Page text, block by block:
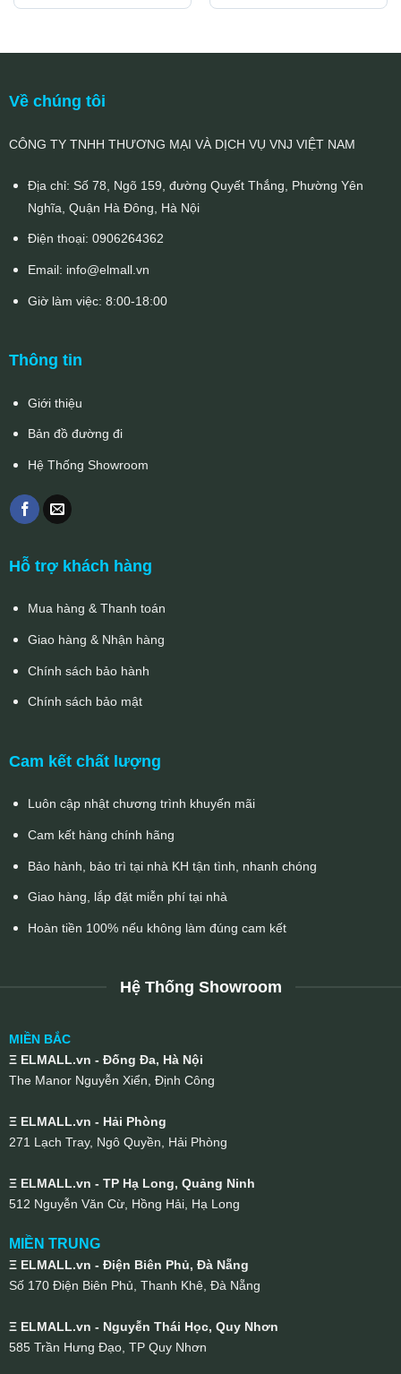
Về chúng tôi
CÔNG TY TNHH THƯƠNG MẠI VÀ DỊCH VỤ VNJ VIỆT NAM
Địa chỉ: Số 78, Ngõ 159, đường Quyết Thắng, Phường Yên
Nghĩa, Quận Hà Đông, Hà Nội
Điện thoại: 0906264362
Email: info@elmall.vn
Giờ làm việc: 8:00-18:00
Thông tin
Giới thiệu
Bản đồ đường đi
Hệ Thống Showroom
Hỗ trợ khách hàng
Mua hàng & Thanh toán
Giao hàng & Nhận hàng
Chính sách bảo hành
Chính sách bảo mật
Cam kết chất lượng
Luôn cập nhật chương trình khuyến mãi
Cam kết hàng chính hãng
Bảo hành, bảo trì tại nhà KH tận tình, nhanh chóng
Giao hàng, lắp đặt miễn phí tại nhà
Hoàn tiền 100% nếu không làm đúng cam kết
Hệ Thống Showroom
MIỀN BẮC
Ξ ELMALL.vn - Đống Đa, Hà Nội
The Manor Nguyễn Xiển, Định Công
Ξ ELMALL.vn - Hải Phòng
271 Lạch Tray, Ngô Quyền, Hải Phòng
Ξ ELMALL.vn - TP Hạ Long, Quảng Ninh
512 Nguyễn Văn Cừ, Hồng Hải, Hạ Long
MIỀN TRUNG
Ξ ELMALL.vn - Điện Biên Phủ, Đà Nẵng
Số 170 Điện Biên Phủ, Thanh Khê, Đà Nẵng
Ξ ELMALL.vn - Nguyễn Thái Học, Quy Nhơn
585 Trần Hưng Đạo, TP Quy Nhơn